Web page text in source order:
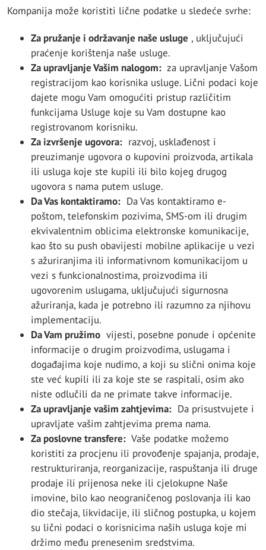
Kompanija može koristiti lične podatke u sledeće svrhe:
Za pružanje i održavanje naše usluge , uključujući
praćenje korištenja naše usluge.
Za upravljanje Vašim nalogom: za upravljanje Vašom
registracijom kao korisnika usluge. Lični podaci koje
dajete mogu Vam omogućiti pristup različitim
funkcijama Usluge koje su Vam dostupne kao
registrovanom korisniku.
Za izvršenje ugovora: razvoj, usklađenost i
preuzimanje ugovora o kupovini proizvoda, artikala
ili usluga koje ste kupili ili bilo kojeg drugog
ugovora s nama putem usluge.
Da Vas kontaktiramo: Da Vas kontaktiramo e-
poštom, telefonskim pozivima, SMS-om ili drugim
ekvivalentnim oblicima elektronske komunikacije,
kao što su push obavijesti mobilne aplikacije u vezi
s ažuriranjima ili informativnom komunikacijom u
vezi s funkcionalnostima, proizvodima ili
ugovorenim uslugama, uključujući sigurnosna
ažuriranja, kada je potrebno ili razumno za njihovu
implementaciju.
Da Vam pružimo vijesti, posebne ponude i općenite
informacije o drugim proizvodima, uslugama i
događajima koje nudimo, a koji su slični onima koje
ste već kupili ili za koje ste se raspitali, osim ako
niste odlučili da ne primate takve informacije.
Za upravljanje vašim zahtjevima: Da prisustvujete i
upravljate vašim zahtjevima prema nama.
Za poslovne transfere: Vaše podatke možemo
koristiti za procjenu ili provođenje spajanja, prodaje,
restrukturiranja, reorganizacije, raspuštanja ili druge
prodaje ili prijenosa neke ili cjelokupne Naše
imovine, bilo kao neograničenog poslovanja ili kao
dio stečaja, likvidacije, ili sličnog postupka, u kojem
su lični podaci o korisnicima naših usluga koje mi
držimo među prenesenim sredstvima.